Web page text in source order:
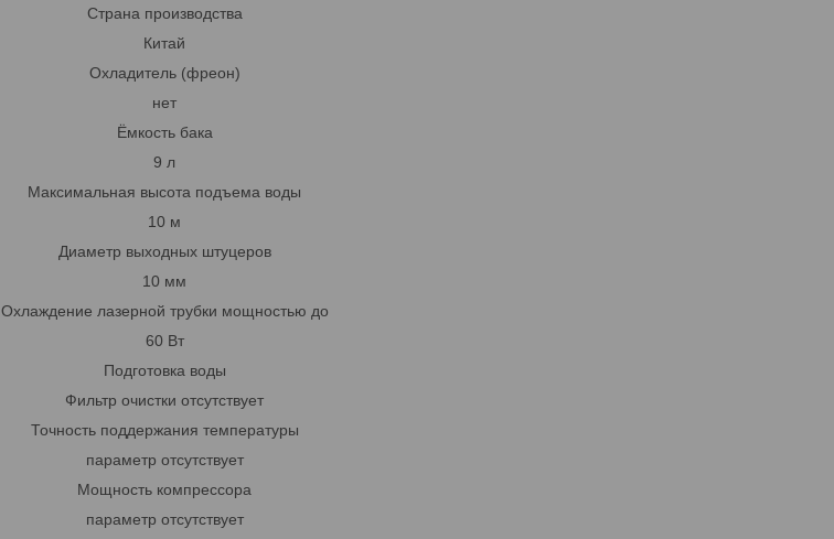
Страна производства
Китай
Охладитель (фреон)
нет
Ёмкость бака
9 л
Максимальная высота подъема воды
10 м
Диаметр выходных штуцеров
10 мм
Охлаждение лазерной трубки мощностью до
60 Вт
Подготовка воды
Фильтр очистки отсутствует
Точность поддержания температуры
параметр отсутствует
Мощность компрессора
параметр отсутствует